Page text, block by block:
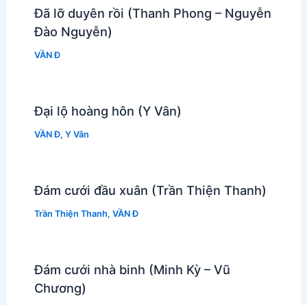
Đã lỡ duyên rồi (Thanh Phong – Nguyễn
Đào Nguyễn)
VẦN Đ
Đại lộ hoàng hôn (Y Vân)
VẦN Đ, Y Vân
Đám cưới đầu xuân (Trần Thiện Thanh)
Trần Thiện Thanh, VẦN Đ
Đám cưới nhà binh (Minh Kỳ – Vũ
Chương)